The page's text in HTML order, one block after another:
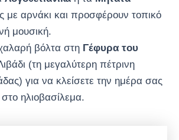
με αρνάκι και προσφέρουν τοπικό
μουσική.
βόλτα στη Γέφυρα του
(τη μεγαλύτερη πέτρινη
για να κλείσετε την ημέρα σας
ηλιοβασίλεμα.